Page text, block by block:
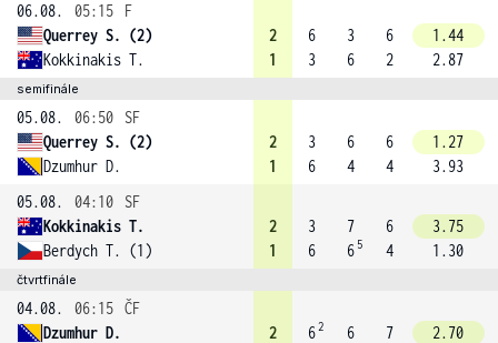
06.08.
05:15
F
Querrey S. (2)
Kokkinakis T.
2
1
6
3
3
6
6
2
1.44
2.87
semifinále
05.08. 06:50
SF
Querrey S. (2)
Dzumhur D.
2
1
3
6
6
4
6
4
1.27
3.93
05.08.
04:10
SF
Kokkinakis T.
Berdych T. (1)
2
1
3
6
7
6 5
6
4
3.75
1.30
čtvrtfinále
04.08. 06:15 ČF
Dzumhur D.
2
62
6
7
2.70